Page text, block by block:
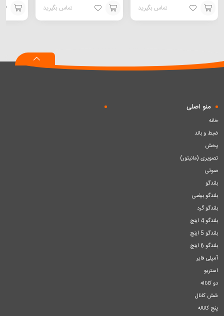
تماس بگیرید
افزودن
تماس بگیرید
افزودن
افزودن
سبد
منو اصلی
خانه
ضبط و باند
پخش
تصویری (مانیتور)
صوتی
بلندگو
بلندگو بیضی
بلندگو گرد
بلندگو 4 اینچ
بلندگو 5 اینچ
بلندگو 6 اینچ
آمپلی فایر
استریو
دو کاناله
شش کانال
پنج کاناله